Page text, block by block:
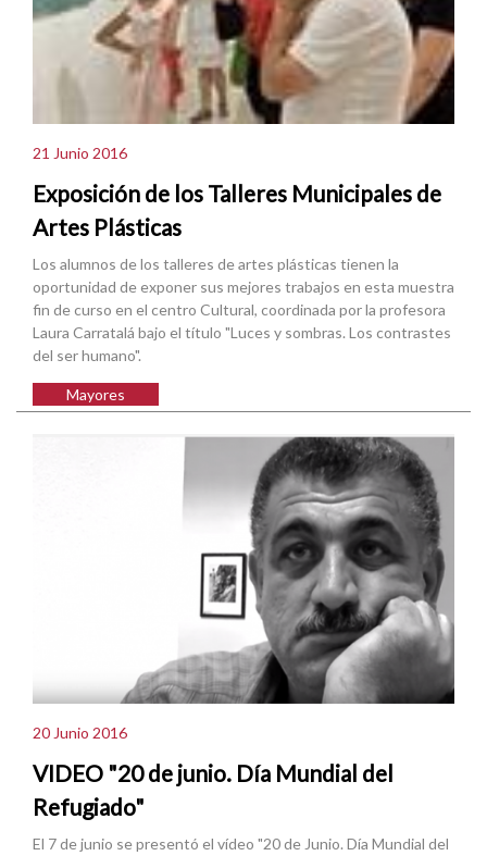
21 Junio 2016
Exposición de los Talleres Municipales de
Artes Plásticas
Los alumnos de los talleres de artes plásticas tienen la
oportunidad de exponer sus mejores trabajos en esta muestra
fin de curso en el centro Cultural, coordinada por la profesora
Laura Carratalá bajo el título "Luces y sombras. Los contrastes
del ser humano".
Mayores
20 Junio 2016
VIDEO "20 de junio. Día Mundial del
Refugiado"
El 7 de junio se presentó el vídeo "20 de Junio. Día Mundial del